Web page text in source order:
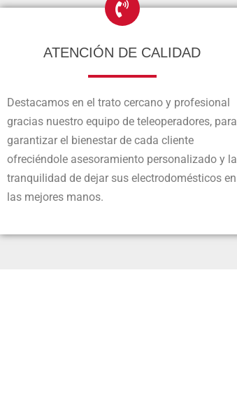
ATENCIÓN DE CALIDAD
Destacamos en el trato cercano y profesional
gracias nuestro equipo de teleoperadores, para
garantizar el bienestar de cada cliente
ofreciéndole asesoramiento personalizado y la
tranquilidad de dejar sus electrodomésticos en
las mejores manos.